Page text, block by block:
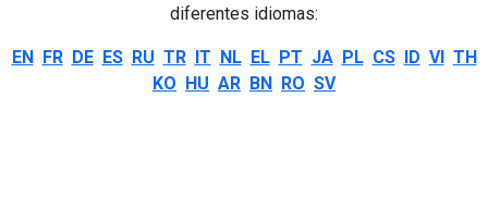
diferentes idiomas:
EN FR DE ES RU TR IT NL EL PT JA PL CS ID VI TH
KO HU AR BN RO SV